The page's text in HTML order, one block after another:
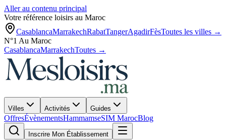
Aller au contenu principal
Votre référence loisirs au Maroc
CasablancaMarrakechRabatTangerAgadirFèsToutes les villes →
N°1 Au Maroc
CasablancaMarrakechToutes →
Villes Activités Guides
OffresÉvènementsHammamseSIM MarocBlog
Inscrire Mon Établissement